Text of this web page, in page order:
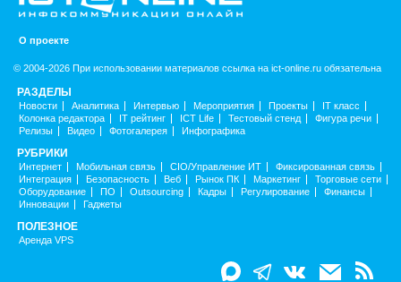
О проекте
© 2004-2026 При использовании материалов ссылка на ict-online.ru обязательна
РАЗДЕЛЫ
Новости Аналитика Интервью Мероприятия Проекты
IT класс
Колонка редактора
IT рейтинг ICT Life Тестовый стенд
Фигура речи
Релизы
Видео Фотогалерея Инфографика
РУБРИКИ
Интернет Мобильная связь CIO/Управление ИТ
Фиксированная связь
Интеграция
Безопасность Веб Рынок ПК Маркетинг
Торговые сети
Оборудование
ПО Outsourcing Кадры Регулирование
Финансы
Инновации
Гаджеты
ПОЛЕЗНОЕ
Аренда VPS